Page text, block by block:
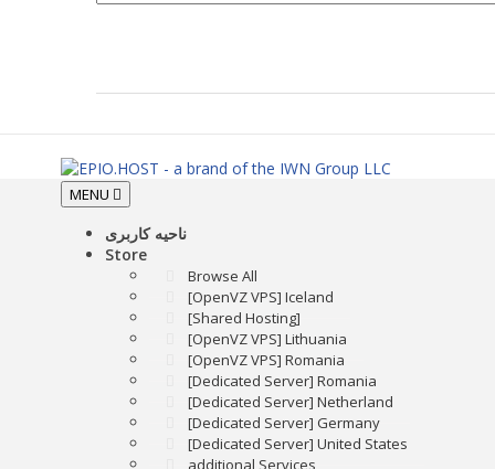
Toggle
navigation
MENU
ناحیه کاربری
Store
Browse All
[OpenVZ VPS] Iceland
[Shared Hosting]
[OpenVZ VPS] Lithuania
[OpenVZ VPS] Romania
[Dedicated Server] Romania
[Dedicated Server] Netherland
[Dedicated Server] Germany
[Dedicated Server] United States
additional Services